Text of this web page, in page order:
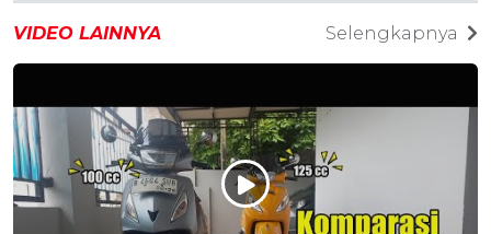
VIDEO LAINNYA Selengkapnya